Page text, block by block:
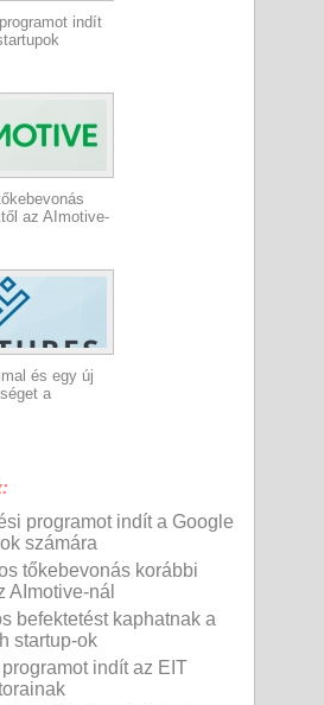
indít
az AImotive-
és egy új
a
programot indít a Google
számára
tőkebevonás korábbi
AImotive-nál
befektetést kaphatnak a
startup-ok
indít az EIT